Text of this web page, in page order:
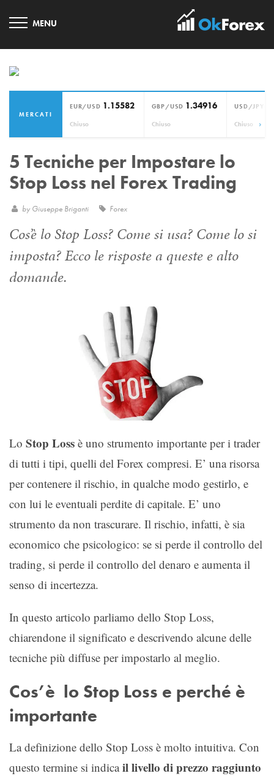
MERCATI
EUR/USD 1.15582
Chiuso
GBP/USD 1.34916
Chiuso
USD/JPY
Chiuso ›
5 Tecniche per Impostare lo
Stop Loss nel Forex Trading
by Giuseppe Briganti Forex
Cos’è lo Stop Loss? Come si usa? Come lo si
imposta? Ecco le risposte a queste e alto
domande.
Lo Stop Loss è uno strumento importante per i trader
di tutti i tipi, quelli del Forex compresi. E’ una risorsa
per contenere il rischio, in qualche modo gestirlo, e
con lui le eventuali perdite di capitale. E’ uno
strumento da non trascurare. Il rischio, infatti, è sia
economico che psicologico: se si perde il controllo del
trading, si perde il controllo del denaro e aumenta il
senso di incertezza.
In questo articolo parliamo dello Stop Loss,
chiarendone il significato e descrivendo alcune delle
tecniche più diffuse per impostarlo al meglio.
Cos’è lo Stop Loss e perché è
importante
La definizione dello Stop Loss è molto intuitiva. Con
questo termine si indicail livello di prezzo raggiunto